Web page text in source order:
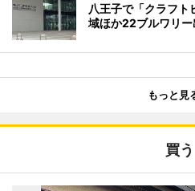
八王子で「クラフ
域ほか22ブルワリー
もっと見
買う